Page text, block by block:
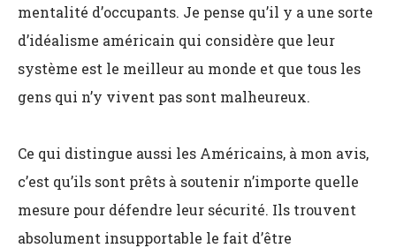
mentalité d’occupants. Je pense qu’il y a une sorte
d’idéalisme américain qui considère que leur
système est le meilleur au monde et que tous les
gens qui n’y vivent pas sont malheureux.
Ce qui distingue aussi les Américains, à mon avis,
c’est qu’ils sont prêts à soutenir n’importe quelle
mesure pour défendre leur sécurité. Ils trouvent
absolument insupportable le fait d’être